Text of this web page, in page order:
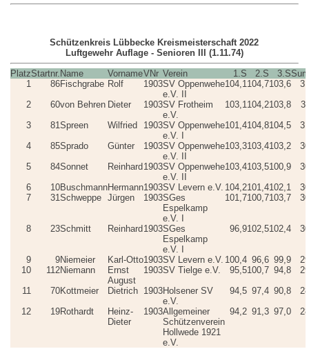
Schützenkreis Lübbecke Kreismeisterschaft 2022
Luftgewehr Auflage - Senioren III (1.11.74)
PlatzStartnr. Name VornameVNr Verein 1.S 2.S 3.S
1
86Fischgrabe Rolf 1903SV Oppenwehe
e.V. II
104,1104,7103,6
2
60von Behren Dieter 1903SV Frotheim
e.V.
103,1104,2103,8
3
81Spreen Wilfried 1903SV Oppenwehe
e.V. I
101,4104,8104,5
4
85Sprado Günter 1903SV Oppenwehe
e.V. II
103,3103,4103,2
5
84Sonnet Reinhard 1903SV Oppenwehe
e.V. II
103,4103,5100,9
6
10BuschmannHermann1903SV Levern e.V. 104,2101,4102,1
7
31Schweppe Jürgen 1903SGes
Espelkamp
e.V. I
101,7100,7103,7
8 23Schmitt Reinhard 1903SGes
Espelkamp
e.V. I
96,9102,5102,4
9 9Niemeier Karl-Otto1903SV Levern e.V. 100,4 96,6 99,9
10
112Niemann
Ernst
August
1903SV Tielge e.V. 95,5100,7 94,8
11
70Kottmeier Dietrich 1903Holsener SV
e.V.
94,5 97,4 90,8
12
19Rothardt
Heinz-
Dieter
1903Allgemeiner
Schützenverein
Hollwede 1921
e.V.
94,2 91,3 97,0